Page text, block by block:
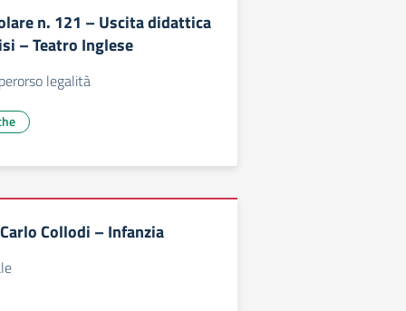
n. 121 – Uscita didattica
– Teatro Inglese
legalità
Collodi – Infanzia